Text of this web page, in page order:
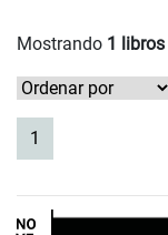
Mostrando 1 libros
1